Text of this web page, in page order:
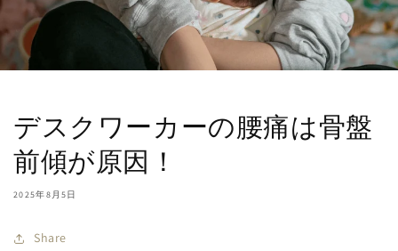
デスクワーカーの腰痛は骨盤
前傾が原因！
2025年8月5日
Share